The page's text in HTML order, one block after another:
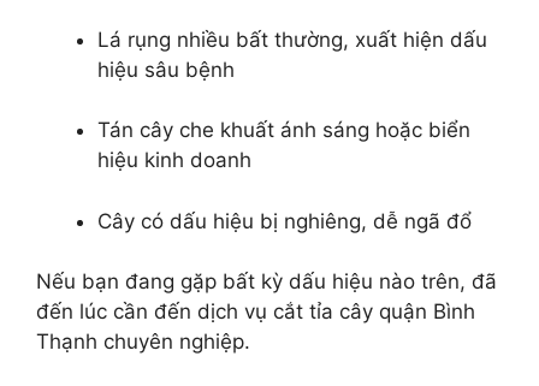
Lá rụng nhiều bất thường, xuất hiện dấu
hiệu sâu bệnh
Tán cây che khuất ánh sáng hoặc biển
hiệu kinh doanh
Cây có dấu hiệu bị nghiêng, dễ ngã đổ
Nếu bạn đang gặp bất kỳ dấu hiệu nào trên, đã
đến lúc cần đến dịch vụ cắt tỉa cây quận Bình
Thạnh chuyên nghiệp.